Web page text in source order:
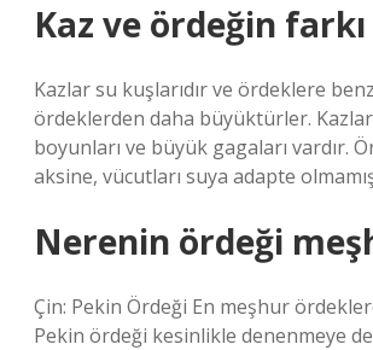
Kaz ve ördeğin
Kazlar su kuşlarıdır ve ördeklere
ördeklerden daha büyüktürler.
boyunları ve büyük gagaları vardır.
aksine, vücutları suya adapte
Nerenin ördeği
Çin: Pekin Ördeği En meşhur
Pekin ördeği kesinlikle denenmeye